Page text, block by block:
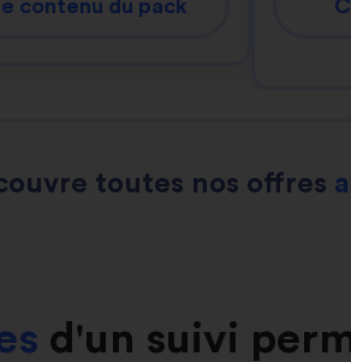
contenu du pack
toutes nos offres
d'un suivi